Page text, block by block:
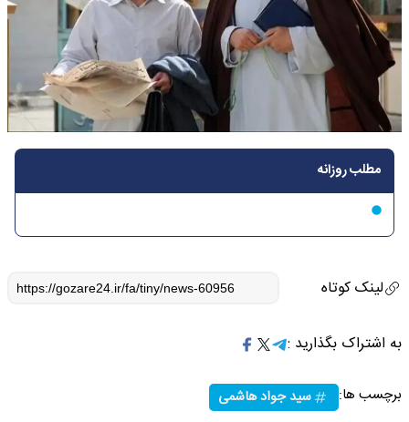
مطلب روزانه
لینک کوتاه
به اشتراک بگذارید :
برچسب ها: سید جواد هاشمی